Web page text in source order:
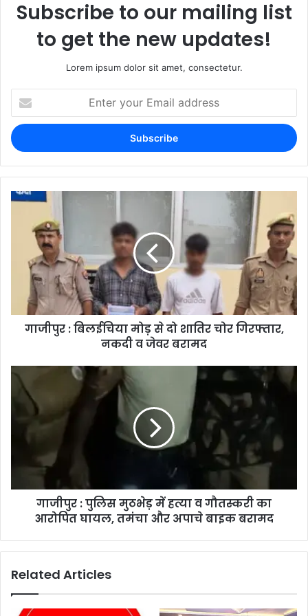
Subscribe to our mailing list
to get the new updates!
Lorem ipsum dolor sit amet, consectetur.
गाजीपुर : बिलईचिया मोड़ से दो शातिर चोर गिरफ्तार,
नकदी व जेवर बरामद
गाजीपुर : पुलिस मुठभेड़ में हत्या व गौतस्करी का
आरोपित घायल, तमंचा और अपाचे बाइक बरामद
Related Articles